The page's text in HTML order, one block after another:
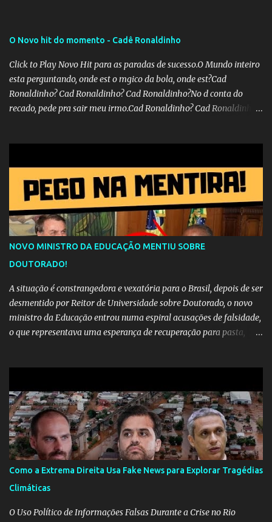
O Novo hit do momento - Cadê Ronaldinho
Click to Play Novo Hit para as paradas de sucesso.O Mundo inteiro
esta perguntando, onde est o mgico da bola, onde est?Cad
Ronaldinho? Cad Ronaldinho? Cad Ronaldinho?No d conta do
recado, pede pra sair meu irmo.Cad Ronaldinho? Cad Ronaldinho?
NOVO MINISTRO DA EDUCAÇÃO MENTIU SOBRE
DOUTORADO!
A situação é constrangedora e vexatória para o Brasil, depois de ser
desmentido por Reitor de Universidade sobre Doutorado, o novo
ministro da Educação entrou numa espiral acusações de falsidade,
o que representava uma esperança de recuperação para pasta,
meio vai ter o seu terceiro ministro no comando, depois da
insensatez de Vélez e as loucuras ideológicas de Weintraub, parecia
que a ala influenciada por Olavo de Carvalho tinha perdido força
na gestão... Mas as mentiras de Carlos Alberto Decotelli podem
trazer mais problemas do que soluções a Educação brasileira,
afinal de contas como acreditar em algo proposto pelo novo
ministro sem imaginar que ele só esta querendo auferir vantagens
pessoais em uma pasta de tamanha envergadura e influência na
vida dos brasileiros. Evelin Azevedo escreveu brilhantemen...
Como a Extrema Direita Usa Fake News para Explorar Tragédias
Climáticas
O Uso Político de Informações Falsas Durante a Crise no Rio